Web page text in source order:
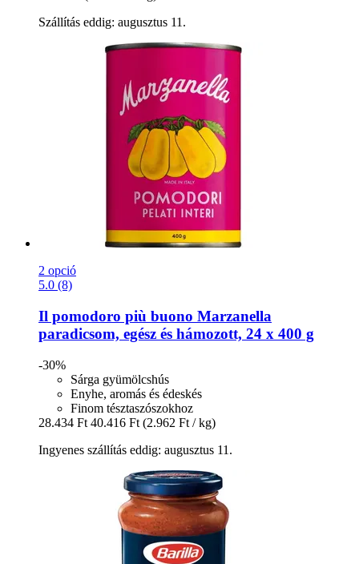
Szállítás eddig: augusztus 11.
2 opció
5.0 (8)
Il pomodoro più buono Marzanella
paradicsom, egész és hámozott, 24 x 400 g
-30%
Sárga gyümölcshús
Enyhe, aromás és édeskés
Finom tésztaszószokhoz
28.434 Ft 40.416 Ft (2.962 Ft / kg)
Ingyenes szállítás eddig: augusztus 11.